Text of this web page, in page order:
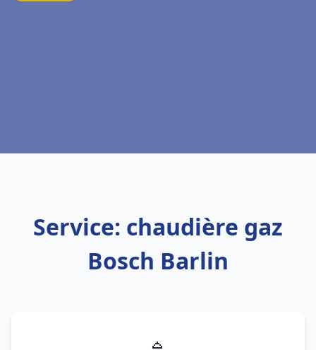
Service: chaudière gaz
Bosch Barlin